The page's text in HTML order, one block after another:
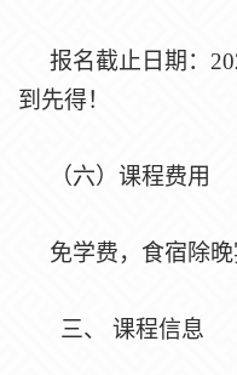
报名截止日期：
到先得！
（六）课程费用
免学费，食宿除
三、 课程信息